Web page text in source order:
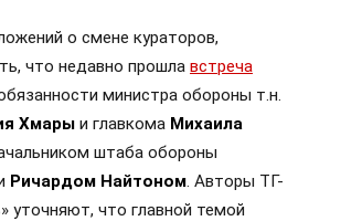
о смене кураторов,
что недавно прошла встреча
министра обороны т.н.
Хмары и главкома Михаила
штаба обороны
Ричардом Найтоном. Авторы ТГ-
уточняют, что главной темой